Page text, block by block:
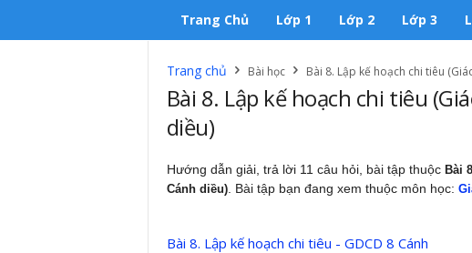
Trang Chủ Lớp 1 Lớp 2 Lớp 3
Trang chủ Bài học Bài 8. Lập kế hoạch chi tiêu
Bài 8. Lập kế hoạch chi tiêu
diều)
Hướng dẫn giải, trả lời 11 câu hỏi, bài tập thuộc Bài
Cánh diều). Bài tập bạn đang xem thuộc môn học:
Bài 8. Lập kế hoạch chi tiêu - GDCD 8 Cánh